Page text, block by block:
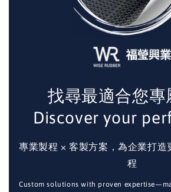
找尋最適合您專
Discover your
專業製程 × 客製方案，為企業打造
程
Custom solutions with proven